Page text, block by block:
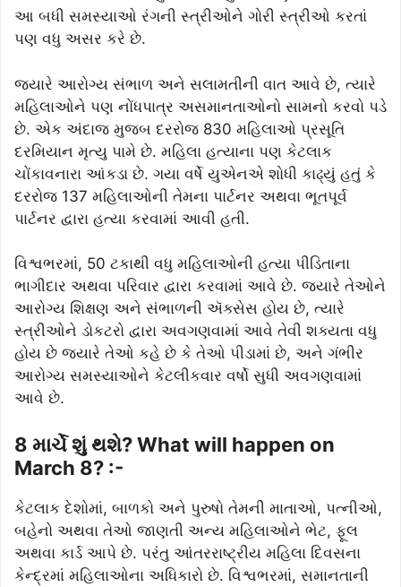
આ બધી સમસ્યાઓ રંગની સ્ત્રીઓને ગોરી સ્ત્રીઓ કરતાં
પણ વધુ અસર કરે છે.
જ્યારે આરોગ્ય સંભાળ અને સલામતીની વાત આવે છે, ત્યારે
મહિલાઓને પણ નોંધપાત્ર અસમાનતાઓનો સામનો કરવો પડે
છે. એક અંદાજ મુજબ દરરોજ 830 મહિલાઓ પ્રસૂતિ
દરમિયાન મૃત્યુ પામે છે. મહિલા હત્યાના પણ કેટલાક
ચોંકાવનારા આંકડા છે. ગયા વર્ષે યુએનએ શોધી કાઢ્યું હતું કે
દરરોજ 137 મહિલાઓની તેમના પાર્ટનર અથવા ભૂતપૂર્વ
પાર્ટનર દ્વારા હત્યા કરવામાં આવી હતી.
વિશ્વભરમાં, 50 ટકાથી વધુ મહિલાઓની હત્યા પીડિતાના
ભાગીદાર અથવા પરિવાર દ્વારા કરવામાં આવે છે. જ્યારે તેઓને
આરોગ્ય શિક્ષણ અને સંભાળની ઍક્સેસ હોય છે, ત્યારે
સ્ત્રીઓને ડોકટરો દ્વારા અવગણવામાં આવે તેવી શક્યતા વધુ
હોય છે જ્યારે તેઓ કહે છે કે તેઓ પીડામાં છે, અને ગંભીર
આરોગ્ય સમસ્યાઓને કેટલીકવાર વર્ષો સુધી અવગણવામાં
આવે છે.
8 માર્ચે શું થશે? What will happen on
March 8? :-
કેટલાક દેશોમાં, બાળકો અને પુરુષો તેમની માતાઓ, પત્નીઓ,
બહેનો અથવા તેઓ જાણતી અન્ય મહિલાઓને ભેટ, ફૂલ
અથવા કાર્ડ આપે છે. પરંતુ આંતરરાષ્ટ્રીય મહિલા દિવસના
કેન્દ્રમાં મહિલાઓના અધિકારો છે. વિશ્વભરમાં, સમાનતાની